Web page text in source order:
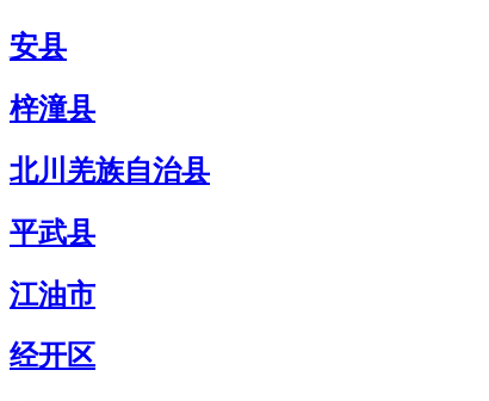
安县
梓潼县
北川羌族自治县
平武县
江油市
经开区